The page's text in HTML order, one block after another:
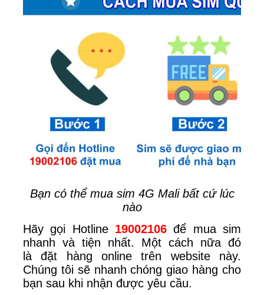
Bạn có thể mua sim 4G Mali bất cứ lúc
nào
Hãy gọi Hotline 19002106 để mua sim
nhanh và tiện nhất. Một cách nữa đó
là đặt hàng online trên website này.
Chúng tôi sẽ nhanh chóng giao hàng cho
bạn sau khi nhận được yêu cầu.